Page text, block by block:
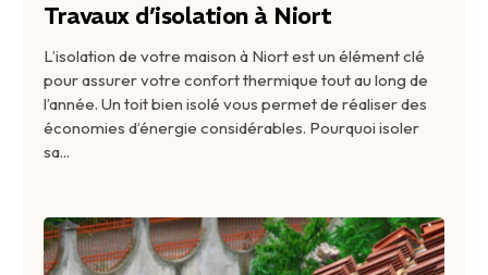
Travaux d’isolation à Niort
L’isolation de votre maison à Niort est un élément clé
pour assurer votre confort thermique tout au long de
l’année. Un toit bien isolé vous permet de réaliser des
économies d’énergie considérables. Pourquoi isoler
sa